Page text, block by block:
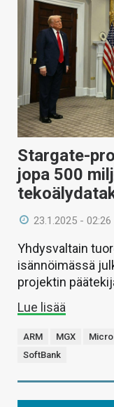
Stargate-
jopa 500
23.1.2025 - 02:26
Yhdysvaltain
isännöimässä
projektin
Lue lisää
ARM MGX
SoftBank